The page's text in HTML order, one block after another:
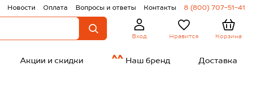
Новости Оплата Вопросы и ответы Контакты 8 (800) 707-51-41
Вход Нравится Корзина
Акции и скидки Наш бренд Доставка